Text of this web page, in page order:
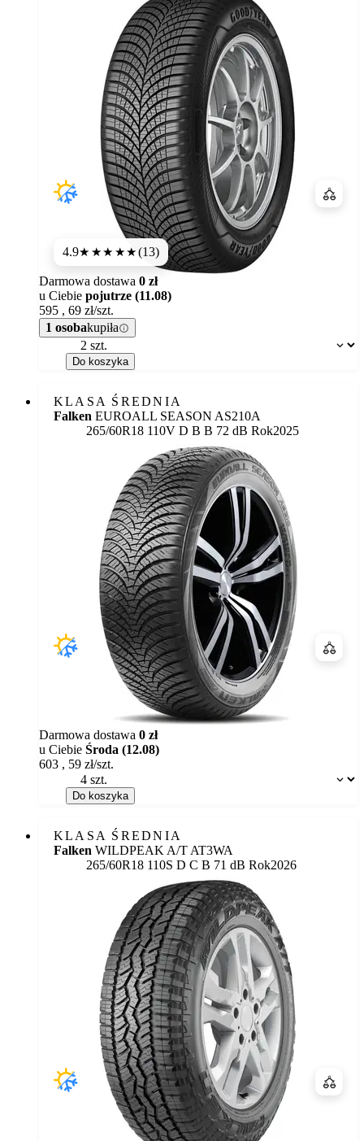
4.9★★★★★(13)
Dostępność:
Darmowa dostawa 0 zł
u Ciebie pojutrze (11.08)
595 , 69 zł/szt.
1 osobakupiła
Do koszyka
KLASA ŚREDNIA
Falken EUROALL SEASON AS210A
265/60R18 110V Etykieta:
D B B 72 dB Rok2025
Dostępność:
Darmowa dostawa 0 zł
u Ciebie Środa (12.08)
603 , 59 zł/szt.
Do koszyka
KLASA ŚREDNIA
Falken WILDPEAK A/T AT3WA
265/60R18 110S Etykieta:
D C B 71 dB Rok2026